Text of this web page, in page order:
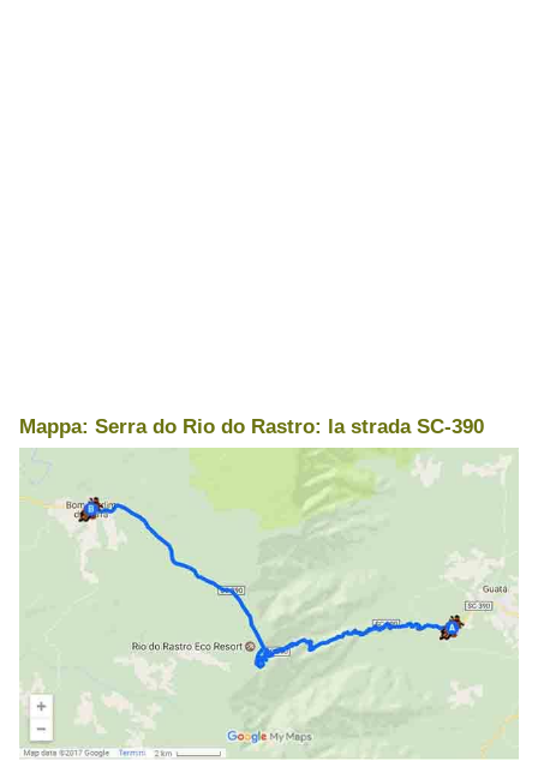
Mappa: Serra do Rio do Rastro: la strada SC-390